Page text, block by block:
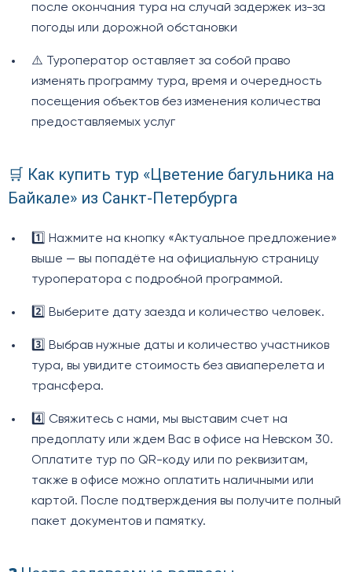
после окончания тура на случай задержек из-за
погоды или дорожной обстановки
⚠️ Туроператор оставляет за собой право
изменять программу тура, время и очередность
посещения объектов без изменения количества
предоставляемых услуг
🛒 Как купить тур «Цветение багульника на
Байкале» из Санкт-Петербурга
1️⃣ Нажмите на кнопку «Актуальное предложение»
выше — вы попадёте на официальную страницу
туроператора с подробной программой.
2️⃣ Выберите дату заезда и количество человек.
3️⃣ Выбрав нужные даты и количество участников
тура, вы увидите стоимость без авиаперелета и
трансфера.
4️⃣ Свяжитесь с нами, мы выставим счет на
предоплату или ждем Вас в офисе на Невском 30.
Оплатите тур по QR-коду или по реквизитам,
также в офисе можно оплатить наличными или
картой. После подтверждения вы получите полный
пакет документов и памятку.